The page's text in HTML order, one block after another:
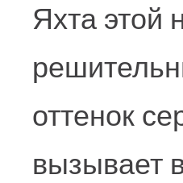
Яхта этой
оттенок
вызывает